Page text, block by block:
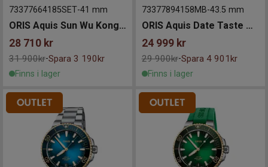
73377664185SET-41 mm
ORIS Aquis Sun Wu Kong 41mm
28 710 kr
31 900kr-Spara 3 190kr
Finns i lager
73377894158MB-43.5 mm
ORIS Aquis Date Taste Of Summer 43,5mm
24 999 kr
29 900kr-Spara 4 901kr
Finns i lager